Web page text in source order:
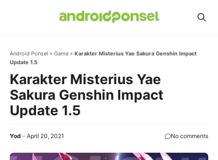
Android Ponsel » Game » Karakter Misterius Yae Sakura Genshin Impact
Update 1.5
Karakter Misterius Yae
Sakura Genshin Impact
Update 1.5
Yod April 20, 2021 No comments